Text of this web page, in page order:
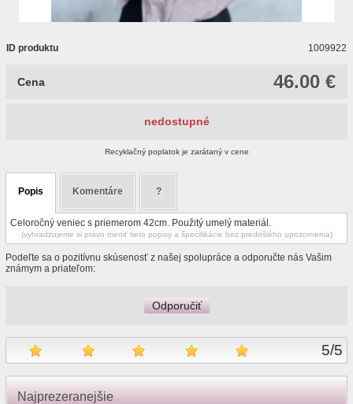
Podeľte sa o pozitívnu skúsenosť z našej spolupráce a odporučte nás Vašim
známym a priateľom:
Odporučiť
5/5
Najprezeranejšie
ID produktu 1009922
46.00 €
Cena
nedostupné
Recyklačný poplatok je zarátaný v cene
Popis Komentáre ?
Celoročný veniec s priemerom 42cm. Použitý umelý materiál.
(vyhradzujeme si právo meniť tieto popisy a špecifikácie bez predošlého upozornenia)